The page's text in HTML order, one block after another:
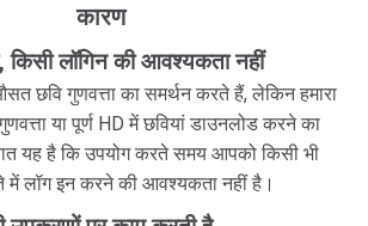
कारण
किसी लॉगिन की आवश्यकता नहीं
छवि गुणवत्ता का समर्थन करते हैं, लेकिन हमारा
या पूर्ण HD में छवियां डाउनलोड करने का
यह है कि उपयोग करते समय आपको किसी भी
में लॉग इन करने की आवश्यकता नहीं है।